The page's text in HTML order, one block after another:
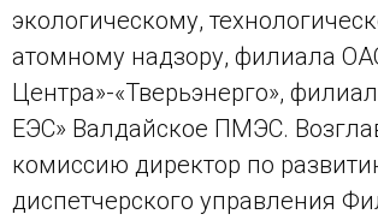
экологическому,
атомному надзору, филиала
Центра»-«Тверьэнерго»,
ЕЭС» Валдайское ПМЭС.
комиссию директор по
диспетчерского управления